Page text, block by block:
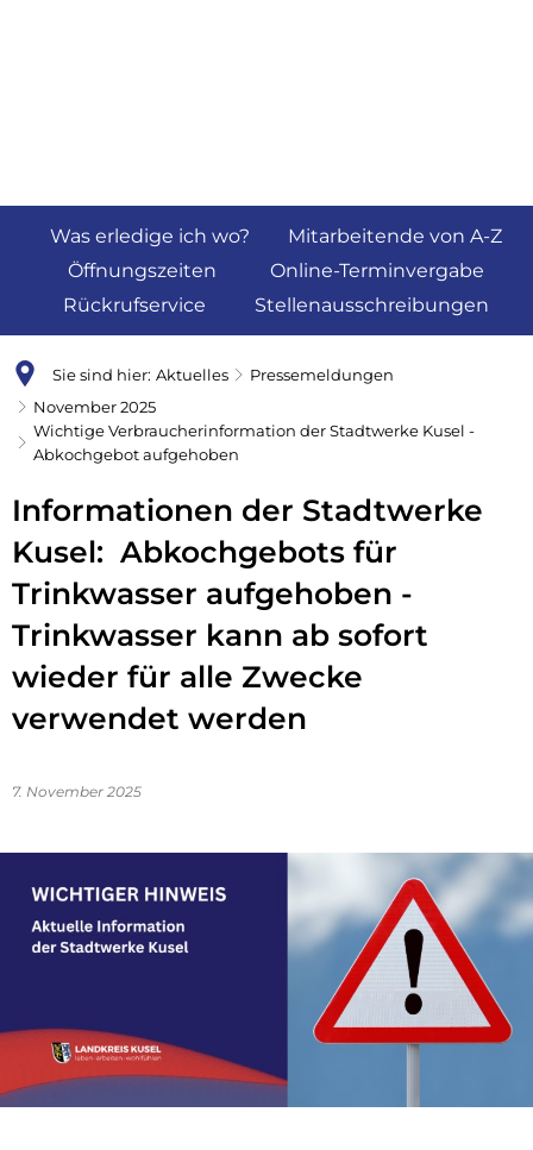
Was erledige ich wo?
Mitarbeitende von A-Z
Öffnungszeiten
Online-Terminvergabe
Rückrufservice
Stellenausschreibungen
Sie sind hier: Aktuelles
Pressemeldungen
November 2025
Wichtige Verbraucherinformation der Stadtwerke Kusel -
Abkochgebot aufgehoben
Informationen der Stadtwerke
Kusel: Abkochgebots für
Trinkwasser aufgehoben -
Trinkwasser kann ab sofort
wieder für alle Zwecke
verwendet werden
7. November 2025